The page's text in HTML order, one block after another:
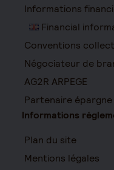
Informations
Financial
Conventions
Négociateur de
AG2R ARPEGE
Partenaire
Informations
Plan du site
Mentions légales